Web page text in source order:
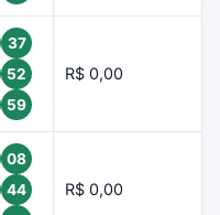
37
52
59
R$ 0,00
08
44
R$ 0,00